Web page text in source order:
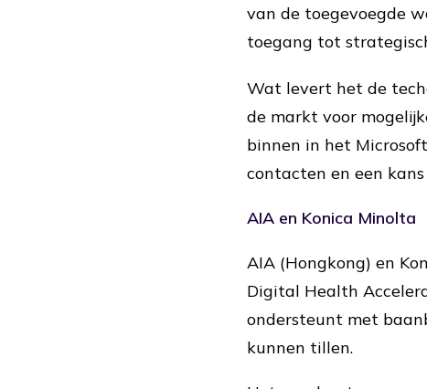
van de toegevoegde
toegang tot
Wat levert het de
de markt voor
binnen in het
contacten en een
AIA en Konica Minolta
AIA (Hongkong) en
Digital Health
ondersteunt met
kunnen tillen.